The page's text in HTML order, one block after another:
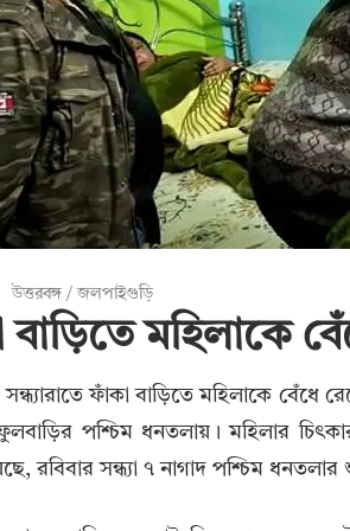
উত্তরবঙ্গ /জলপাইগুড়ি
বাড়িতে মহিলাকে
সন্ধ্যারাতে ফাঁকা বাড়িতে মহিলাকে বেঁধে
পশ্চিম ধনতলায়। মহিলার
রবিবার সন্ধ্যা ৭ নাগাদ পশ্চিম